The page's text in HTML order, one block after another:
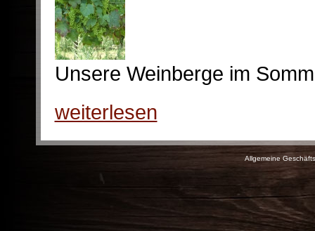
Unsere Weinberge im
weiterlesen
Allgemeine